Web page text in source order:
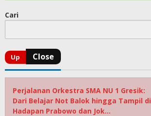
Cari
Perjalanan Orkestra SMA NU 1 Gresik:
Dari Belajar Not Balok hingga Tampil di
Hadapan Prabowo dan Jok…